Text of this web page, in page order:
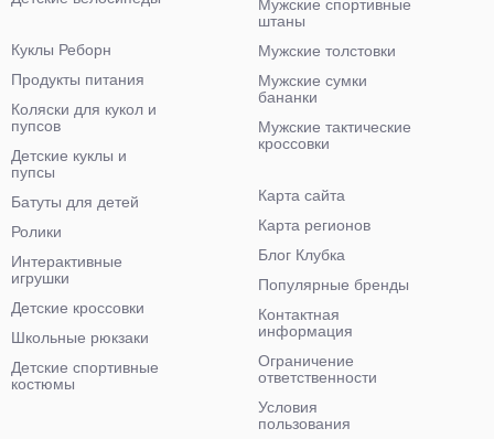
Мужские спортивные
штаны
Мужские толстовки
Мужские сумки
бананки
Мужские тактические
кроссовки
Куклы Реборн
Продукты питания
Коляски для кукол и
пупсов
Детские куклы и
пупсы
Батуты для детей
Ролики
Интерактивные
игрушки
Детские кроссовки
Школьные рюкзаки
Детские спортивные
костюмы
Карта сайта
Карта регионов
Блог Клубка
Популярные бренды
Контактная
информация
Ограничение
ответственности
Условия
пользования